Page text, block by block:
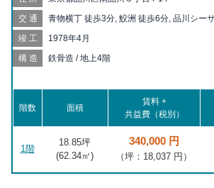
交通
青物横丁 徒歩3分, 鮫洲 徒歩6分, 品川シー
徒歩18分, 天王洲アイル 徒歩19分, 下神明
竣工 1978年4月
構造 鉄骨造 / 地上4階
階数 面積
賃料 +
共益費（税別）
1階
18.85坪
(62.34㎡)
340,000 円
（坪：18,037 円）